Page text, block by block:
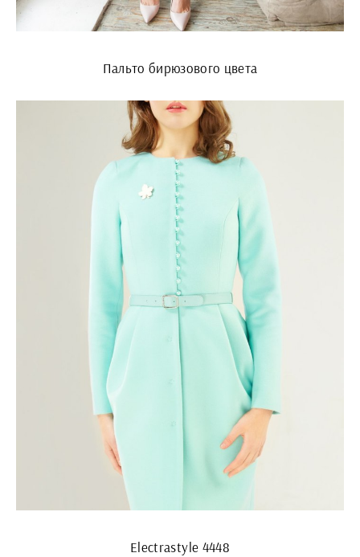
Пальто бирюзового цвета
Electrastyle 4448